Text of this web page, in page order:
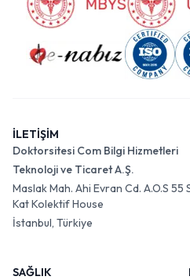
İLETİŞİM
Doktorsitesi Com Bilgi Hizmetleri
Teknoloji ve Ticaret A.Ş.
Maslak Mah. Ahi Evran Cd. A.O.S
Kat Kolektif House
İstanbul, Türkiye
SAĞLIK